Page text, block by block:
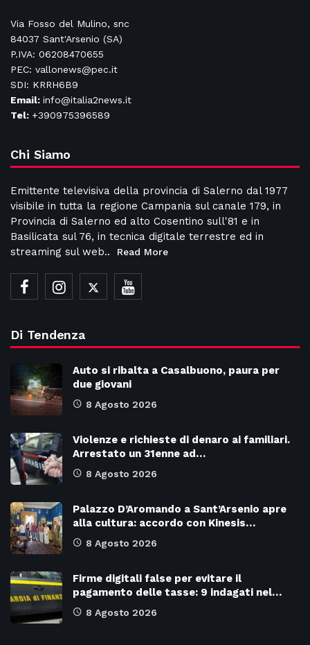
Via Fosso del Mulino, snc
84037 Sant'Arsenio (SA)
P.IVA: 06208470655
PEC: vallonews@pec.it
SDI: KRRH6B9
Email: info@italia2news.it
Tel: +390975396589
Chi Siamo
Emittente televisiva della provincia di Salerno dal 1977
visibile in tutta la regione Campania sul canale 179, in
Provincia di Salerno ed alto Cosentino sull'81 e in
Basilicata sul 76, in tecnica digitale terrestre ed in
streaming sul web..
Read More
Di Tendenza
Auto si ribalta a Casalbuono, paura per
due giovani
8 Agosto 2026
Violenze e richieste di denaro ai familiari.
Arrestato un 31enne ad…
8 Agosto 2026
Palazzo D’Aromando a Sant’Arsenio apre
alla cultura: accordo con Kinesis…
8 Agosto 2026
Firme digitali false per evitare il
pagamento delle tasse: 9 indagati nel…
8 Agosto 2026